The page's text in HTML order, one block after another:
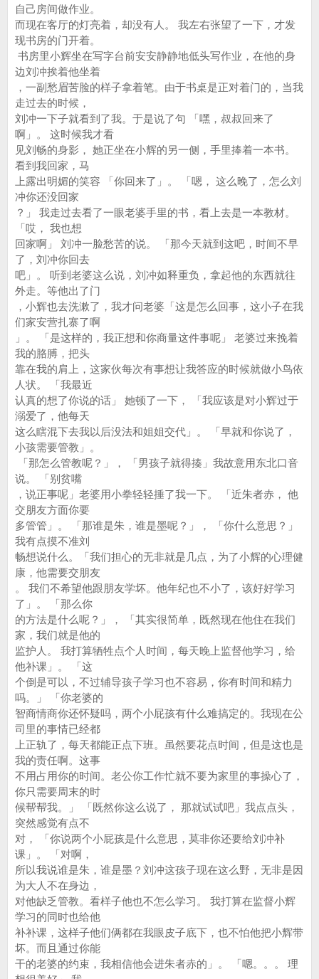
自己房间做作业。
而现在客厅的灯亮着，却没有人。 我左右张望了一下，才发
现书房的门开着。
书房里小辉坐在写字台前安安静静地低头写作业，在他的身
边刘冲挨着他坐着
，一副愁眉苦脸的样子拿着笔。由于书桌是正对着门的，当我
走过去的时候，
刘冲一下子就看到了我。于是说了句 「嘿，叔叔回来了
啊」。 这时候我才看
见刘畅的身影， 她正坐在小辉的另一侧，手里捧着一本书。
看到我回家，马
上露出明媚的笑容 「你回来了」。 「嗯， 这么晚了，怎么刘
冲你还没回家
？」 我走过去看了一眼老婆手里的书，看上去是一本教材。
「哎， 我也想
回家啊」 刘冲一脸愁苦的说。 「那今天就到这吧，时间不早
了，刘冲你回去
吧」。 听到老婆这么说，刘冲如释重负，拿起他的东西就往
外走。等他出了门
，小辉也去洗漱了，我才问老婆「这是怎么回事，这小子在我
们家安营扎寨了啊
」。 「是这样的，我正想和你商量这件事呢」 老婆过来挽着
我的胳膊，把头
靠在我的肩上，这家伙每次有事想让我答应的时候就做小鸟依
人状。 「我最近
认真的想了你说的话」 她顿了一下， 「我应该是对小辉过于
溺爱了，他每天
这么瞎混下去我以后没法和姐姐交代」。 「早就和你说了，
小孩需要管教」。
「那怎么管教呢？」， 「男孩子就得揍」我故意用东北口音
说。 「别贫嘴
，说正事呢」老婆用小拳轻轻捶了我一下。 「近朱者赤， 他
交朋友方面你要
多管管」。 「那谁是朱，谁是墨呢？」， 「你什么意思？」
我有点摸不准刘
畅想说什么。「我们担心的无非就是几点，为了小辉的心理健
康，他需要交朋友
。 我们不希望他跟朋友学坏。他年纪也不小了，该好好学习
了」。 「那么你
的方法是什么呢？」， 「其实很简单，既然现在他住在我们
家，我们就是他的
监护人。 我打算牺牲点个人时间，每天晚上监督他学习，给
他补课」。 「这
个倒是可以，不过辅导孩子学习也不容易，你有时间和精力
吗。」 「你老婆的
智商情商你还怀疑吗，两个小屁孩有什么难搞定的。我现在公
司里的事情已经都
上正轨了，每天都能正点下班。虽然要花点时间，但是这也是
我的责任啊。这事
不用占用你的时间。老公你工作忙就不要为家里的事操心了，
你只需要周末的时
候帮帮我。」 「既然你这么说了， 那就试试吧」我点点头，
突然感觉有点不
对， 「你说两个小屁孩是什么意思，莫非你还要给刘冲补
课」。 「对啊，
所以我说谁是朱，谁是墨？刘冲这孩子现在这么野，无非是因
为大人不在身边，
对他缺乏管教。看样子他也不怎么学习。 我打算在监督小辉
学习的同时也给他
补补课，这样子他们俩都在我眼皮子底下，也不怕他把小辉带
坏。而且通过你能
干的老婆的约束，我相信他会进朱者赤的」。 「嗯。。。 理